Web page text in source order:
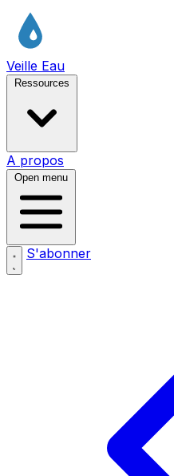
Veille Eau
Ressources
A propos
Open menu
S'abonner